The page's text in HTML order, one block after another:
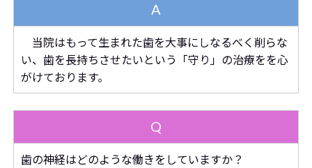
A
当院はもって生まれた歯を大事にしなるべく削らな
い、歯を長持ちさせたいという「守り」の治療をを心
がけております。
Q
歯の神経はどのような働きをしていますか？